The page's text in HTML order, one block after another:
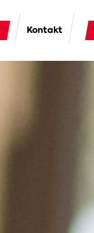
Kontakt